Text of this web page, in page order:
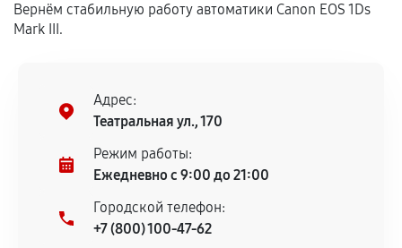
сохраняться полностью или частично, если
соблюдены следующие условия:
дефектов.
Установка была выполнена нашим сервисным
центром.
При этом гарантия на сами комплектующие
продавца. За качество сторонних деталей
сервисный центр ответственности не несет.
Вернём стабильную работу автоматики Canon EOS 1Ds
Mark III.
Адрес:
Театральная ул., 170
Режим работы:
Ежедневно с 9:00 до 21:00
Городской телефон:
+7 (800) 100-47-62